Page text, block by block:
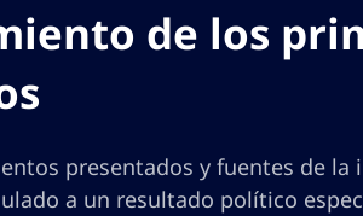
de los
presentados y fuentes de
a un resultado político